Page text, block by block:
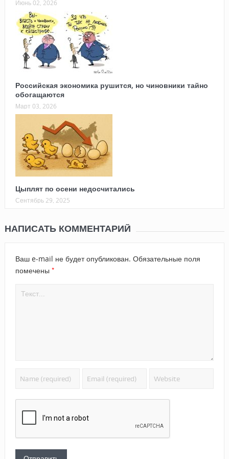
Июнь 02, 2026
Российская экономика рушится, но чиновники тайно
обогащаются
Март 03, 2026
Цыплят по осени недосчитались
Сентябрь 29, 2025
НАПИСАТЬ КОММЕНТАРИЙ
Ваш e-mail не будет опубликован. Обязательные поля
помечены *